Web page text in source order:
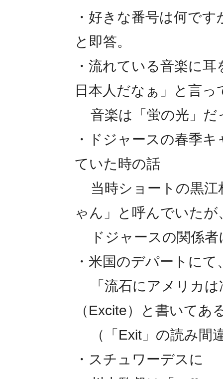
・好きな番号は何で
と即答。
・流れている音楽に
日本人だなぁ」と言っ
音楽は「蛍の光」だ
・ドジャースの春季
ていた時の話
当時ショートの黒江
ゃん」と呼んでいたが
ドジャースの関係者
・米国のデパートにて
「流石にアメリカは
（Excite）と書いてあ
（「Exit」の読み間
・スチュワーデスに